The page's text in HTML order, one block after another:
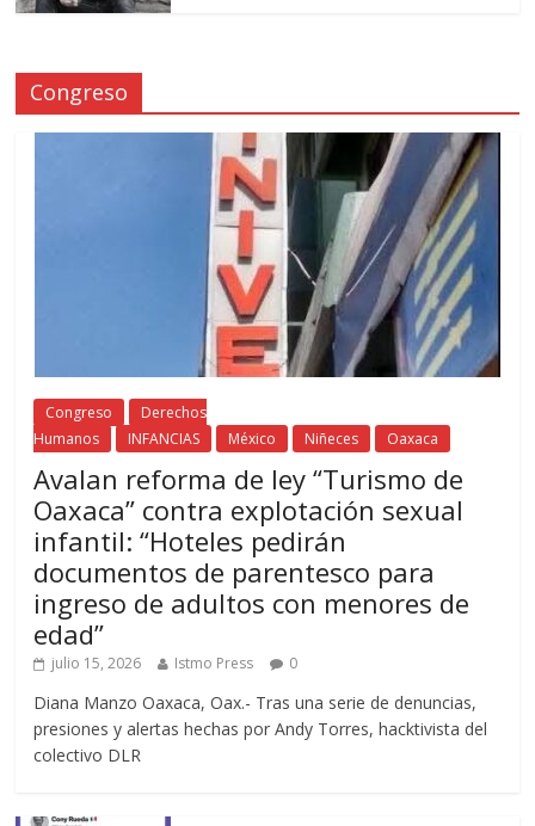
Congreso
Congreso
Derechos
Humanos
INFANCIAS México Niñeces Oaxaca
Avalan reforma de ley “Turismo de
Oaxaca” contra explotación sexual
infantil: “Hoteles pedirán
documentos de parentesco para
ingreso de adultos con menores de
edad”
julio 15, 2026 Istmo Press 0
Diana Manzo Oaxaca, Oax.- Tras una serie de denuncias,
presiones y alertas hechas por Andy Torres, hacktivista del
colectivo DLR